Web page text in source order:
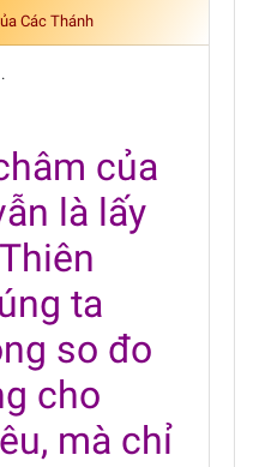
Các Thánh
của
là lấy
ta
so đo
cho
mà chỉ